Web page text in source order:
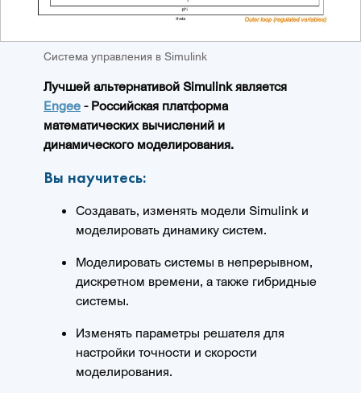
Система управления в Simulink
Лучшей альтернативой Simulink является
Engee - Российская платформа
математических вычислений и
динамического моделирования.
Вы научитесь:
Создавать, изменять модели Simulink и
моделировать динамику систем.
Моделировать системы в непрерывном,
дискретном времени, а также гибридные
системы.
Изменять параметры решателя для
настройки точности и скорости
моделирования.